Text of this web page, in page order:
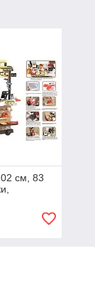
см, 83
води,